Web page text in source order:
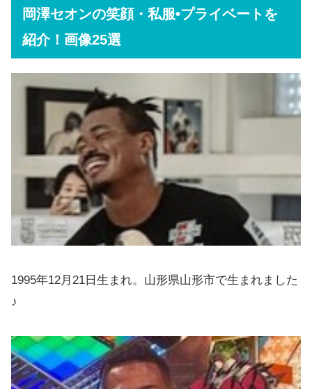
岡澤セオンの笑顔・私服•プライベートを
紹介！画像25選
1995年12月21日生まれ。山形県山形市で生まれました
♪